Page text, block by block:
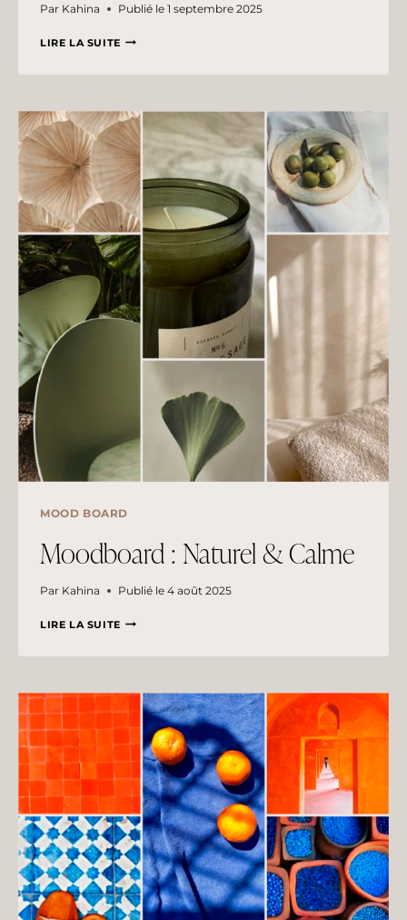
Par Kahina Publié le 1 septembre 2025
LIRE LA SUITEMOODBOARD
PROFESSIONNEL
MOOD BOARD
Moodboard : Naturel & Calme
Par Kahina Publié le 4 août 2025
LIRE LA SUITEMOODBOARD
CALME